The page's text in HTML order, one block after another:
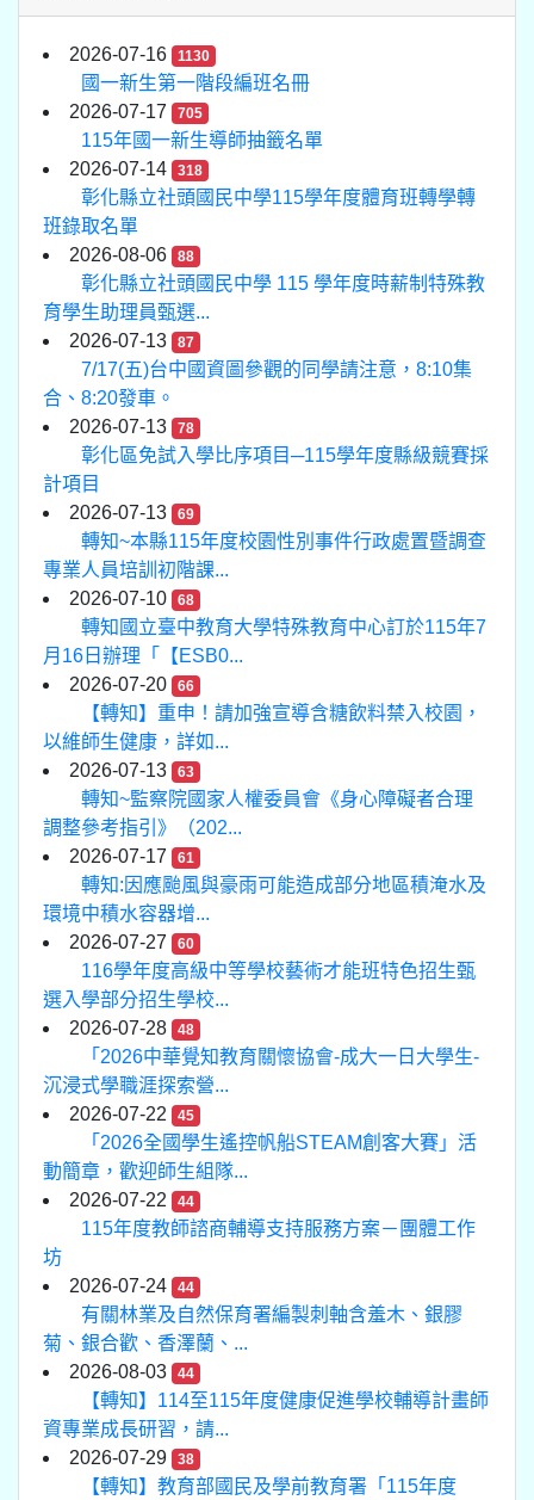
2026-07-16 1130
國一新生第一階段編班名冊
2026-07-17
705
115年國一新生導師抽籤名單
2026-07-14
318
彰化縣立社頭國民中學115學年度體育班轉學轉
班錄取名單
2026-08-06
88
彰化縣立社頭國民中學 115 學年度時薪制特殊教
育學生助理員甄選...
2026-07-13
87
7/17(五)台中國資圖參觀的同學請注意，8:10集
合、8:20發車。
2026-07-13
78
彰化區免試入學比序項目─115學年度縣級競賽採
計項目
2026-07-13
69
轉知~本縣115年度校園性別事件行政處置暨調查
專業人員培訓初階課...
2026-07-10
68
轉知國立臺中教育大學特殊教育中心訂於115年7
月16日辦理「【ESB0...
2026-07-20
66
【轉知】重申！請加強宣導含糖飲料禁入校園，
以維師生健康，詳如...
2026-07-13
63
轉知~監察院國家人權委員會《身心障礙者合理
調整參考指引》（202...
2026-07-17
61
轉知:因應颱風與豪雨可能造成部分地區積淹水及
環境中積水容器增...
2026-07-27
60
116學年度高級中等學校藝術才能班特色招生甄
選入學部分招生學校...
2026-07-28
48
「2026中華覺知教育關懷協會-成大一日大學生-
沉浸式學職涯探索營...
2026-07-22
45
「2026全國學生遙控帆船STEAM創客大賽」活
動簡章，歡迎師生組隊...
2026-07-22
44
115年度教師諮商輔導支持服務方案－團體工作
坊
2026-07-24
44
有關林業及自然保育署編製刺軸含羞木、銀膠
菊、銀合歡、香澤蘭、...
2026-08-03
44
【轉知】114至115年度健康促進學校輔導計畫師
資專業成長研習，請...
2026-07-29
38
【轉知】教育部國民及學前教育署「115年度